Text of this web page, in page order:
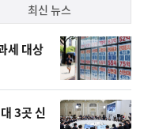
최신 뉴스
세 대상
3곳 신